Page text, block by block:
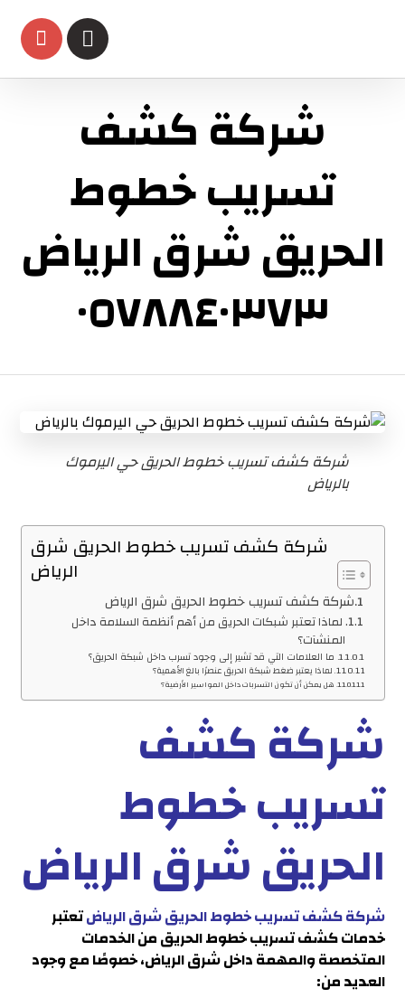
شركة كشف
تسريب خطوط
الحريق شرق الرياض
٠٥٧٨٨٤٠٣٧٣
شركة كشف تسريب خطوط الحريق حي اليرموك
بالرياض
شركة كشف تسريب خطوط الحريق شرق
الرياض
شركة كشف تسريب خطوط الحريق شرق الرياض
لماذا تعتبر شبكات الحريق من أهم أنظمة السلامة داخل
المنشآت؟
ما العلامات التي قد تشير إلى وجود تسرب داخل شبكة الحريق؟
لماذا يعتبر ضغط شبكة الحريق عنصرًا بالغ الأهمية؟
هل يمكن أن تكون التسربات داخل المواسير الأرضية؟
شركة كشف
تسريب خطوط
الحريق شرق الرياض
شركة كشف تسريب خطوط الحريق شرق الرياضتعتبر
خدمات كشف تسريب خطوط الحريق من الخدمات
المتخصصة والمهمة داخلشرق الرياض، خصوصًا مع وجود
العديد من: